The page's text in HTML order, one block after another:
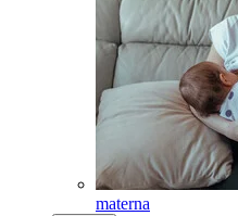
materna